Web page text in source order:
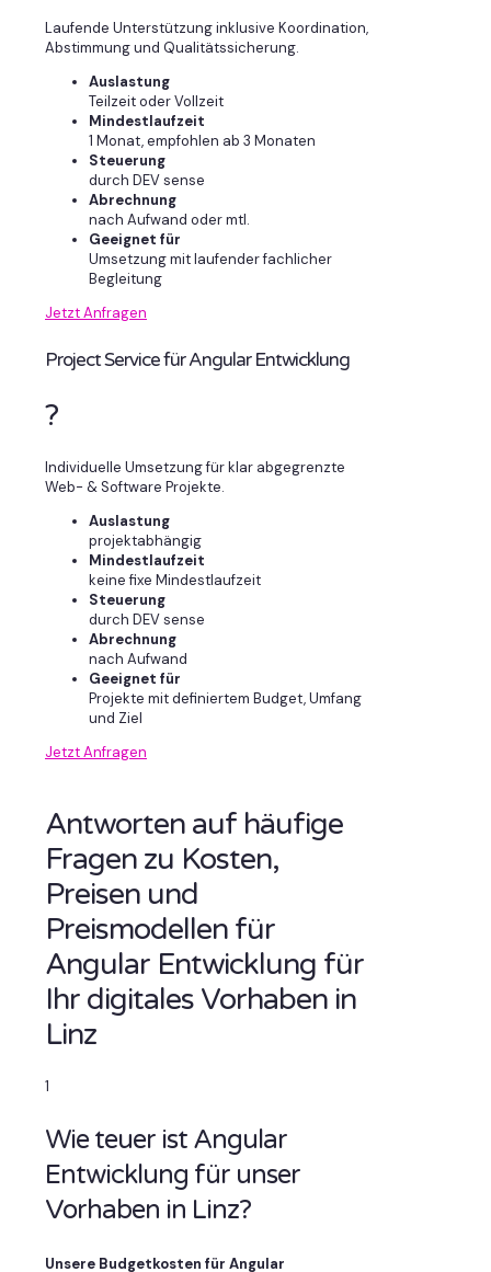
Laufende Unterstützung inklusive Koordination,
Abstimmung und Qualitätssicherung.
Auslastung
Teilzeit oder Vollzeit
Mindestlaufzeit
1 Monat, empfohlen ab 3 Monaten
Steuerung
durch DEV sense
Abrechnung
nach Aufwand oder mtl.
Geeignet für
Umsetzung mit laufender fachlicher
Begleitung
Jetzt Anfragen
Project Service für Angular Entwicklung
?
Individuelle Umsetzung für klar abgegrenzte
Web- & Software Projekte.
Auslastung
projektabhängig
Mindestlaufzeit
keine fixe Mindestlaufzeit
Steuerung
durch DEV sense
Abrechnung
nach Aufwand
Geeignet für
Projekte mit definiertem Budget, Umfang
und Ziel
Jetzt Anfragen
Antworten auf häufige
Fragen zu Kosten,
Preisen und
Preismodellen für
Angular Entwicklung für
Ihr digitales Vorhaben in
Linz
1
Wie teuer ist Angular
Entwicklung für unser
Vorhaben in Linz?
Unsere Budgetkosten für Angular